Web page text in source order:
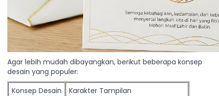
Agar lebih mudah dibayangkan, berikut beberapa konsep
desain yang populer:
Konsep Desain
Karakter Tampilan